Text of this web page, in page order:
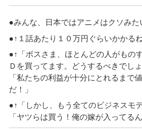
●みんな、日本ではアニメはクソみた
●↑１話あたり１０万円ぐらいかかるね
●↑「ボスさま、ほとんどの人がもの
Ｄを買ってます。どうするべきでしょ
「私たちの利益が十分にとれるまで
だ！」
●↑「しかし、もう全てのビジネスモ
「ヤツらは買う！俺の嫁が入ってる